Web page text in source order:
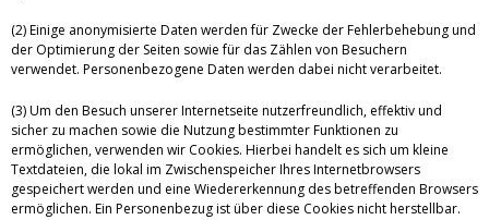
(2) Einige anonymisierte Daten werden für Zwecke der Fehlerbehebung und
der Optimierung der Seiten sowie für das Zählen von Besuchern
verwendet. Personenbezogene Daten werden dabei nicht verarbeitet.
(3) Um den Besuch unserer Internetseite nutzerfreundlich, effektiv und
sicher zu machen sowie die Nutzung bestimmter Funktionen zu
ermöglichen, verwenden wir Cookies. Hierbei handelt es sich um kleine
Textdateien, die lokal im Zwischenspeicher Ihres Internetbrowsers
gespeichert werden und eine Wiedererkennung des betreffenden Browsers
ermöglichen. Ein Personenbezug ist über diese Cookies nicht herstellbar.